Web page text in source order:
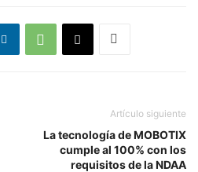
Artículo siguiente
La tecnología de MOBOTIX
cumple al 100% con los
requisitos de la NDAA